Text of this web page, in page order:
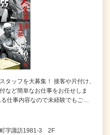
タッフを大募集！ 接客や片付け、
など簡単なお仕事をお任せしま
仕事内容なので未経験でもご…
町字諏訪1981-3 2F